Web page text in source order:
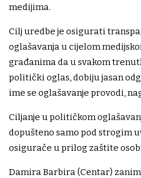
medijima.
Cilj uredbe je osigurati
oglašavanja u cijelom
građanima da u svakom
politički oglas, dobiju jasan
ime se oglašavanje provodi,
Ciljanje u političkom
dopušteno samo pod strogim
osigurače u prilog zaštite
Damira Barbira (Centar)